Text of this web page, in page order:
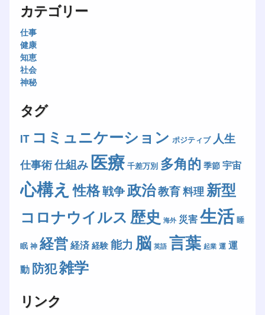
カテゴリー
仕事
健康
知恵
社会
神秘
タグ
IT コミュニケーション ポジティブ 人生
仕事術仕組み医療 千差万別 多角的 季節 宇宙
心構え 性格戦争政治教育料理 新型
コロナウイルス 歴史 海外 災害生活 睡
眠 神 経営経済 経験 能力 脳 英語 言葉 起業 運 運
動 防犯雑学
リンク